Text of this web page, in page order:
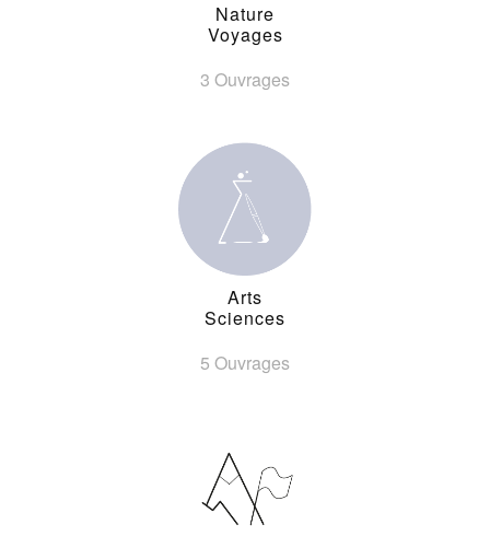
Nature
Voyages
3 Ouvrages
Arts
Sciences
5 Ouvrages